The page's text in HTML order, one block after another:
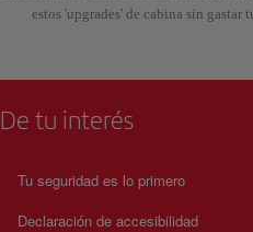
estos 'upgrades' de cabina sin gastar
De tu interés
Tu seguridad es lo primero
Declaración de accesibilidad